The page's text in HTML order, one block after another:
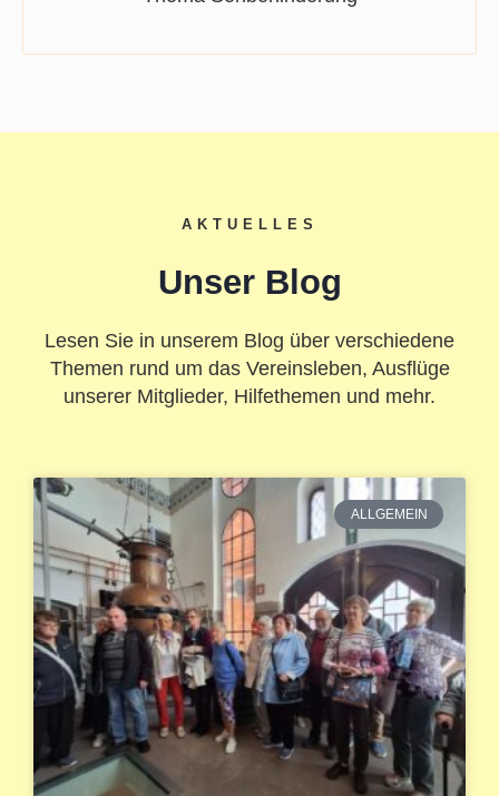
AKTUELLES
Unser Blog
Lesen Sie in unserem Blog über verschiedene
Themen rund um das Vereinsleben, Ausflüge
unserer Mitglieder, Hilfethemen und mehr.
ALLGEMEIN